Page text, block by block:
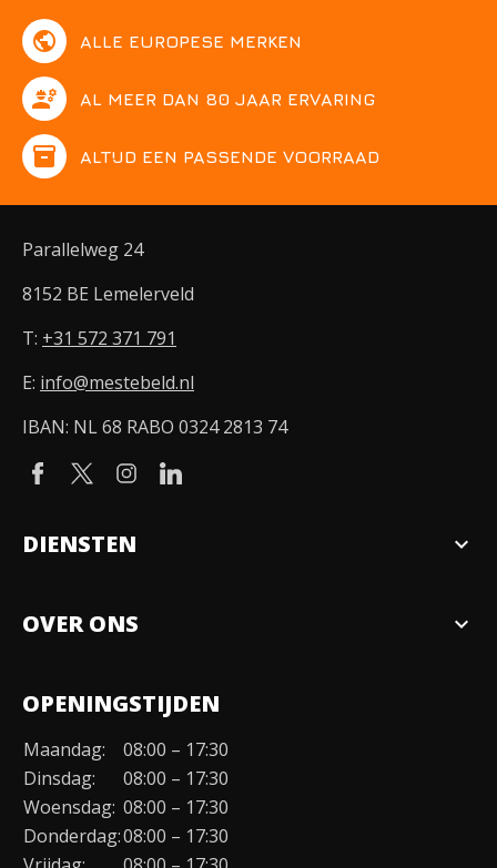
public ALLE EUROPESE MERKEN
engineering AL MEER DAN 80 JAAR ERVARING
inventory ALTIJD EEN PASSENDE VOORRAAD
Parallelweg 24
8152 BE Lemelerveld
T: +31 572 371 791
E: info@mestebeld.nl
IBAN: NL 68 RABO 0324 2813 74
DIENSTEN expand_more
OVER ONS expand_more
Organisatie
Duurzaamheid
Werken bij
Contact
OPENINGSTIJDEN
Maandag:
08:00 – 17:30
Dinsdag:
08:00 – 17:30
Woensdag: 08:00 – 17:30
Donderdag:08:00 – 17:30